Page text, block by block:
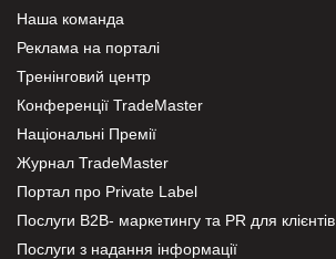
Наша команда
Реклама на порталі
Тренінговий центр
Конференції TradeMaster
Національні Премії
Журнал TradeMaster
Портал про Private Label
Послуги В2В- маркетингу та PR для клієнтів
Послуги з надання інформації